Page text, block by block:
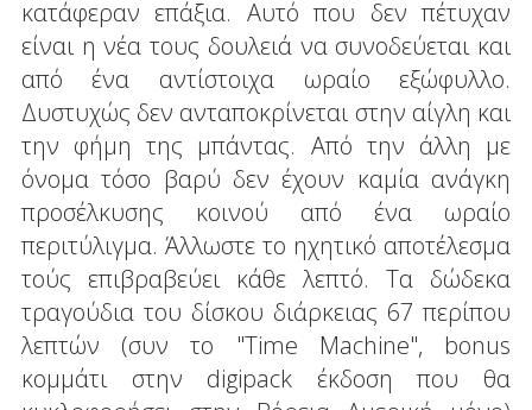
κατάφεραν επάξια. Αυτό που δεν πέτυχαν
είναι η νέα τους δουλειά να συνοδεύεται και
από ένα αντίστοιχα ωραίο εξώφυλλο.
Δυστυχώς δεν ανταποκρίνεται στην αίγλη και
την φήμη της μπάντας. Από την άλλη με
όνομα τόσο βαρύ δεν έχουν καμία ανάγκη
προσέλκυσης κοινού από ένα ωραίο
περιτύλιγμα. Άλλωστε το ηχητικό αποτέλεσμα
τούς επιβραβεύει κάθε λεπτό. Τα δώδεκα
τραγούδια του δίσκου διάρκειας 67 περίπου
λεπτών (συν το "Time Machine", bonus
κομμάτι στην digipack έκδοση που θα